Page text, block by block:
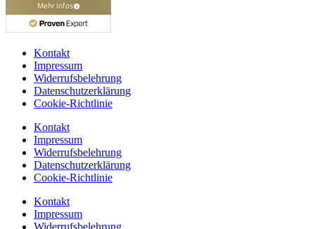
Kontakt
Impressum
Widerrufsbelehrung
Datenschutzerklärung
Cookie-Richtlinie
Kontakt
Impressum
Widerrufsbelehrung
Datenschutzerklärung
Cookie-Richtlinie
Kontakt
Impressum
Widerrufsbelehrung